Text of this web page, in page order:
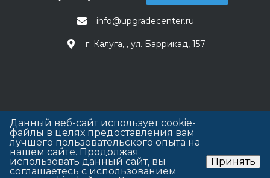
info@upgradecenter.ru
г. Калуга, , ул. Баррикад, 157
Данный веб-сайт использует cookie-
файлы в целях предоставления вам
лучшего пользовательского опыта на
нашем сайте. Продолжая
использовать данный сайт, вы
соглашаетесь с использованием
Принять